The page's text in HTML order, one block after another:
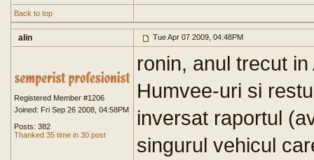
Back to top
alin Tue Apr 07 2009, 04:48PM
Registered Member #1206
Joined: Fri Sep 26 2008, 04:58PM
Posts: 382
Thanked 35 time in 30 post
ronin, anul trecut
Humvee-uri si
inversat raportul
singurul vehicul